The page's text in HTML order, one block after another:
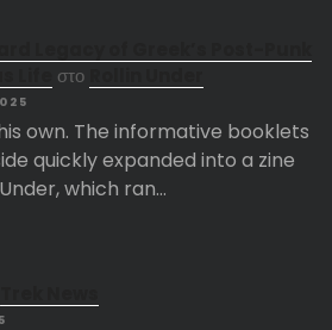
στο
own. The informative booklets
quickly expanded into a zine
which ran…